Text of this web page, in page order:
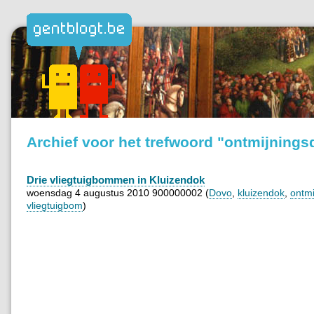
Archief voor het trefwoord
Drie vliegtuigbommen in Kluizendok
woensdag 4 augustus 2010 900000002 (Dovo kluizendok
vliegtuigbom)